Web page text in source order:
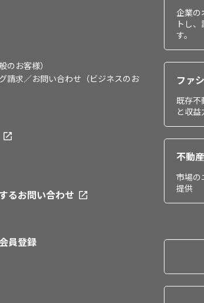
のお客様）
請求／お問い合わせ（ビジネスのお
るお問い合わせ
員登録
企業の
トし
す。
ファ
既存不
と収益
不動
市場の
提供